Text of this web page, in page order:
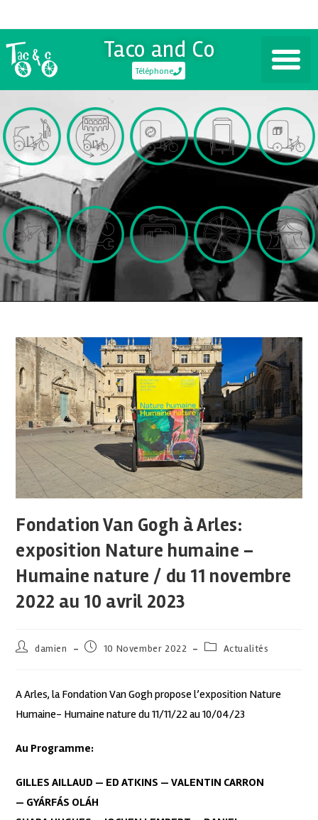
Taco and Co
Téléphone
Fondation Van Gogh à Arles:
exposition Nature humaine –
Humaine nature / du 11 novembre
2022 au 10 avril 2023
damien 10 November 2022 Actualités
A Arles, la Fondation Van Gogh propose l’exposition Nature
Humaine- Humaine nature du 11/11/22 au 10/04/23
Au Programme:
GILLES AILLAUD — ED ATKINS — VALENTIN CARRON
— GYÁRFÁS OLÁH